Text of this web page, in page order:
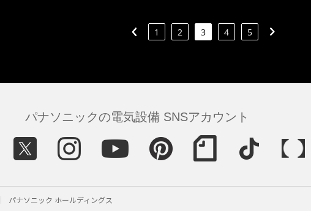
1 2 3 4 5
パナソニックの電気設備 SNSアカウント
パナソニック ホールディングス